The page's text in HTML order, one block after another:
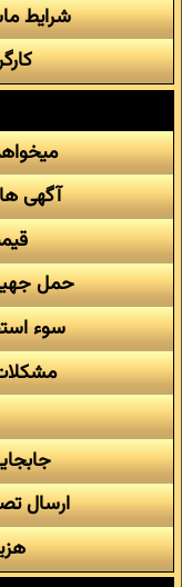
شرایط
آگهی
حمل
سوء
ارسال